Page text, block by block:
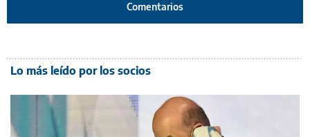
Comentarios
Lo más leído por los socios